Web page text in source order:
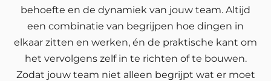
behoefte en de dynamiek van jouw team. Altijd
een combinatie van begrijpen hoe dingen in
elkaar zitten en werken, én de praktische kant om
het vervolgens zelf in te richten of te bouwen.
Zodat jouw team niet alleen begrijpt wat er moet